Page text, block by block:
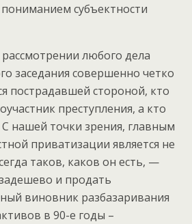
субъектности
любого дела
заседания совершенно четко
пострадавшей стороной, кто
преступления, а кто
С нашей точки зрения, главным
приватизации является не
таков, каков он есть, —
и продать
виновник разбазаривания
в 90-е годы –